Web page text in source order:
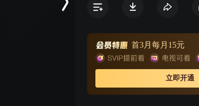
首3月每月15元
立即开通